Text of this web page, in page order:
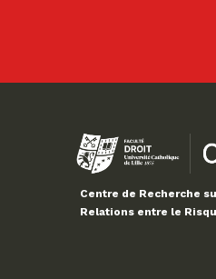
Centre de Recherche
Relations entre le